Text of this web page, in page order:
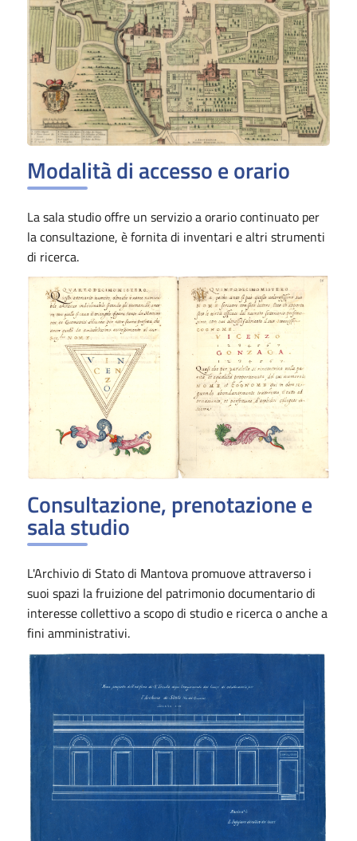
Modalità di accesso e orario
La sala studio offre un servizio a orario continuato per
la consultazione, è fornita di inventari e altri strumenti
di ricerca.
Consultazione, prenotazione e
sala studio
L'Archivio di Stato di Mantova promuove attraverso i
suoi spazi la fruizione del patrimonio documentario di
interesse collettivo a scopo di studio e ricerca o anche a
fini amministrativi.